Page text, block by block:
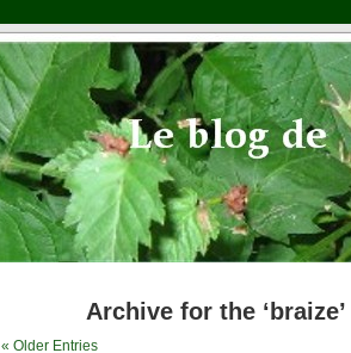
Archive for the
« Older Entries